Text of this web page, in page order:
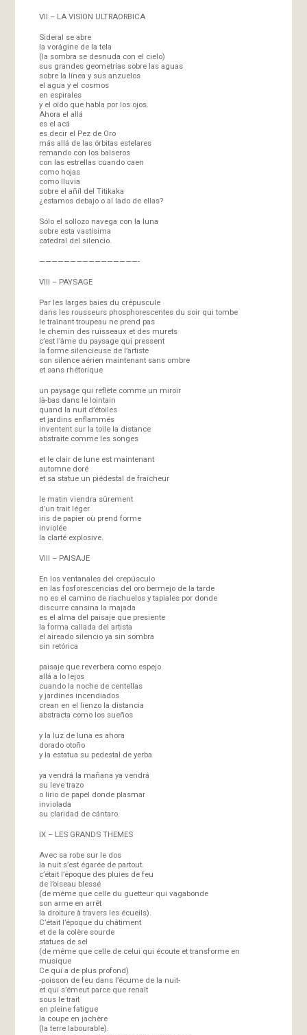
VII – LA VISION ULTRAORBICA
Sideral se abre
la vorágine de la tela
(la sombra se desnuda con el cielo)
sus grandes geometrías sobre las aguas
sobre la línea y sus anzuelos
el agua y el cosmos
en espirales
y el oído que habla por los ojos.
Ahora el allá
es el acá
es decir el Pez de Oro
más allá de las órbitas estelares
remando con los balseros
con las estrellas cuando caen
como hojas
como lluvia
sobre el añíl del Titikaka
¿estamos debajo o al lado de ellas?
Sólo el sollozo navega con la luna
sobre esta vastísima
catedral del silencio.
————————————————-
VIII – PAYSAGE
Par les larges baies du crépuscule
dans les rousseurs phosphorescentes du soir qui tombe
le traînant troupeau ne prend pas
le chemin des ruisseaux et des murets
c’est l’âme du paysage qui pressent
la forme silencieuse de l’artiste
son silence aérien maintenant sans ombre
et sans rhétorique
un paysage qui reflète comme un miroir
là-bas dans le lointain
quand la nuit d’étoiles
et jardins enflammés
inventent sur la toile la distance
abstraite comme les songes
et le clair de lune est maintenant
automne doré
et sa statue un piédestal de fraîcheur
le matin viendra sûrement
d’un trait léger
iris de papier où prend forme
inviolée
la clarté explosive.
VIII – PAISAJE
En los ventanales del crepúsculo
en las fosforescencias del oro bermejo de la tarde
no es el camino de riachuelos y tapiales por donde
discurre cansina la majada
es el alma del paisaje que presiente
la forma callada del artista
el aireado silencio ya sin sombra
sin retórica
paisaje que reverbera como espejo
allá a lo lejos
cuando la noche de centellas
y jardines incendiados
crean en el lienzo la distancia
abstracta como los sueños
y la luz de luna es ahora
dorado otoño
y la estatua su pedestal de yerba
ya vendrá la mañana ya vendrá
su leve trazo
o lirio de papel donde plasmar
inviolada
su claridad de cántaro.
IX – LES GRANDS THEMES
Avec sa robe sur le dos
la nuit s’est égarée de partout.
c’était l’époque des pluies de feu
de l’oiseau blessé
(de même que celle du guetteur qui vagabonde
son arme en arrêt
la droiture à travers les écueils).
C’était l’époque du châtiment
et de la colère sourde
statues de sel
(de même que celle de celui qui écoute et transforme en
musique
Ce qui a de plus profond)
-poisson de feu dans l’écume de la nuit-
et qui s’émeut parce que renaît
sous le trait
en pleine fatigue
la coupe en jachère
(la terre labourable).